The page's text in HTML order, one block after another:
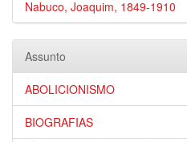
Nabuco, Joaquim, 1849-1910
Assunto
ABOLICIONISMO
BIOGRAFIAS